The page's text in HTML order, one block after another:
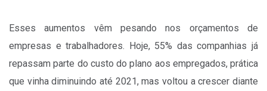
Esses aumentos vêm pesando nos orçamentos de
empresas e trabalhadores. Hoje, 55% das companhias já
repassam parte do custo do plano aos empregados, prática
que vinha diminuindo até 2021, mas voltou a crescer diante